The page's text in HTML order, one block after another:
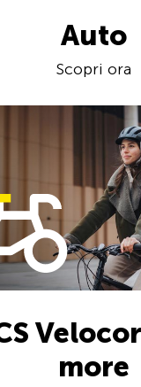
Auto
Scopri ora
more